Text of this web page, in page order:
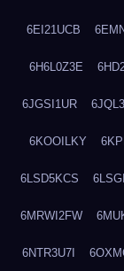
6EI21UCB
6H6L0Z3E
6JGSI1UR
6KOOILKY
6LSD5KCS
6MRWI2FW
6NTR3U7I